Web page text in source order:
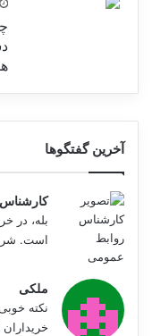
آخرین گفتگوها
بله، در
است.
ملکی
نکته